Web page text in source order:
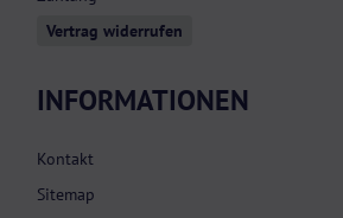
Vertrag widerrufen
INFORMATIONEN
Kontakt
Sitemap